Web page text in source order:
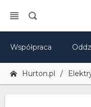
Współpraca
Hurton.pl